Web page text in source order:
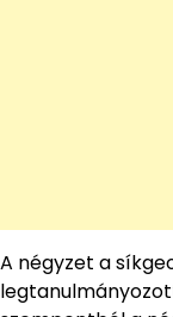
A négyzet a